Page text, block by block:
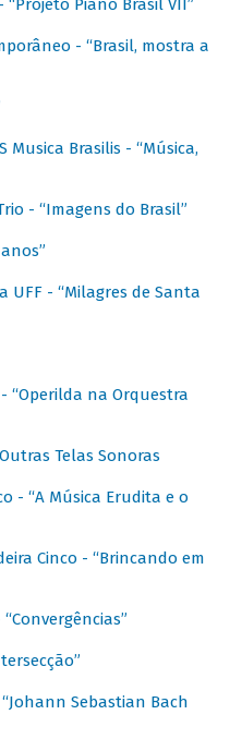
Piano Brasil VII”
- “Brasil, mostra a
Musica Brasilis - “Música,
- “Imagens do Brasil”
UFF - “Milagres de Santa
“Operilda na Orquestra
Telas Sonoras
- “A Música Erudita e o
Cinco - “Brincando em
Sebastian Bach